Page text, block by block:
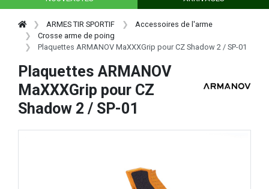
ARMES TIR SPORTIF
Accessoires de l'arme
Crosse arme de poing
Plaquettes ARMANOV MaXXXGrip pour CZ Shadow 2 / SP-01
Plaquettes ARMANOV
MaXXXGrip pour CZ
Shadow 2 / SP-01